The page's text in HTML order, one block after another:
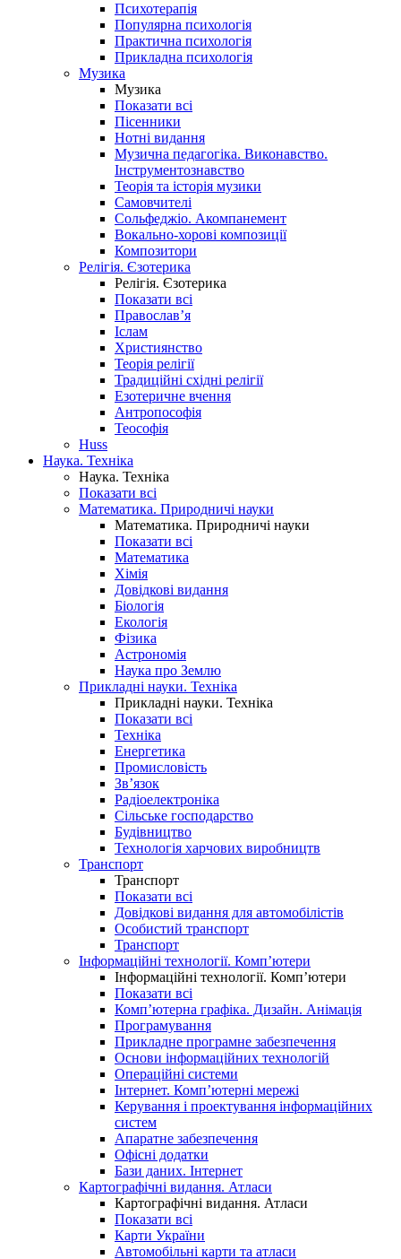
Психотерапія
Популярна психологія
Практична психологія
Прикладна психологія
Музика
Музика
Показати всі
Пісенники
Нотні видання
Музична педагогіка. Виконавство.
Інструментознавство
Теорія та історія музики
Самовчителі
Сольфеджіо. Акомпанемент
Вокально-хорові композиції
Композитори
Релігія. Єзотерика
Релігія. Єзотерика
Показати всі
Православ’я
Іслам
Християнство
Теорія релігії
Традиційні східні релігії
Езотеричне вчення
Антропософія
Теософія
Huss
Наука. Техніка
Наука. Техніка
Показати всі
Математика. Природничі науки
Математика. Природничі науки
Показати всі
Математика
Хімія
Довідкові видання
Біологія
Екологія
Фізика
Астрономія
Наука про Землю
Прикладні науки. Техніка
Прикладні науки. Техніка
Показати всі
Техніка
Енергетика
Промисловість
Зв’язок
Радіоелектроніка
Сільське господарство
Будівництво
Технологія харчових виробництв
Транспорт
Транспорт
Показати всі
Довідкові видання для автомобілістів
Особистий транспорт
Транспорт
Інформаційні технології. Комп’ютери
Інформаційні технології. Комп’ютери
Показати всі
Комп’ютерна графіка. Дизайн. Анімація
Програмування
Прикладне програмне забезпечення
Основи інформаційних технологій
Операційні системи
Інтернет. Комп’ютерні мережі
Керування і проектування інформаційних
систем
Апаратне забезпечення
Офісні додатки
Бази даних. Інтернет
Картографічні видання. Атласи
Картографічні видання. Атласи
Показати всі
Карти України
Автомобільні карти та атласи